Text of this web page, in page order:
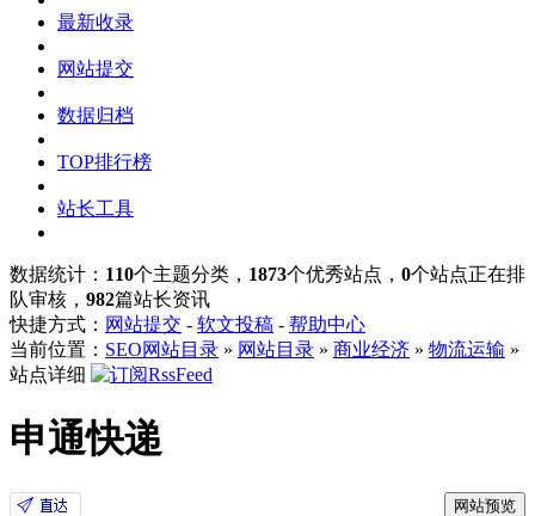
最新收录
网站提交
数据归档
TOP排行榜
站长工具
数据统计： 110个主题分类， 1873个优秀站点， 0个站点正在排
队审核， 982篇站长资讯
快捷方式： 网站提交 - 软文投稿 - 帮助中心
当前位置： SEO网站目录 » 网站目录 » 商业经济 » 物流运输 »
站点详细
申通快递
网站预览